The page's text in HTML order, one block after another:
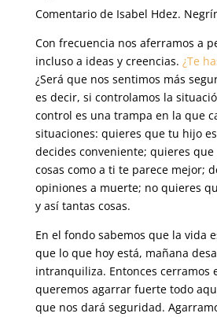
Comentario de Isabel Hdez.
Con frecuencia nos aferramos a
incluso a ideas y creencias. ¿Te
¿Será que nos sentimos más
es decir, si controlamos la
control es una trampa en la que
situaciones: quieres que tu hijo
decides conveniente; quieres
cosas como a ti te parece mejor;
opiniones a muerte; no quieres
y así tantas cosas.
En el fondo sabemos que la vida
que lo que hoy está, mañana
intranquiliza. Entonces cerramos
queremos agarrar fuerte todo
que nos dará seguridad.